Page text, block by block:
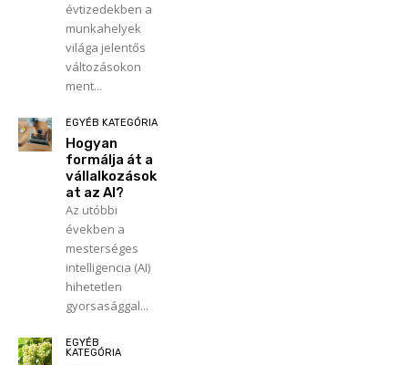
évtizedekben a
munkahelyek
világa jelentős
változásokon
ment...
EGYÉB KATEGÓRIA
Hogyan
formálja át a
vállalkozások
at az AI?
Az utóbbi
években a
mesterséges
intelligencia (AI)
hihetetlen
gyorsasággal...
EGYÉB
KATEGÓRIA